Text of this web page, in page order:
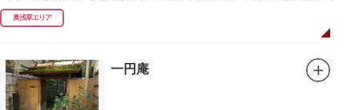
ています。常夜灯は、寛政2年（1790）に建てられました。
奥浅草エリア
一円庵